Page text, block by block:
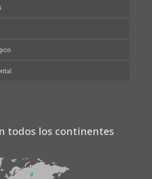
todos los continentes